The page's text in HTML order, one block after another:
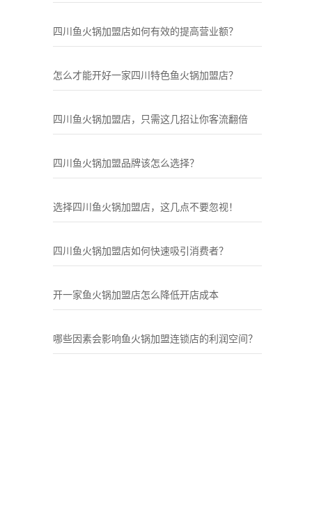
四川鱼火锅加盟店如何有效的提高营业额？
怎么才能开好一家四川特色鱼火锅加盟店？
四川鱼火锅加盟店，只需这几招让你客流翻倍
四川鱼火锅加盟品牌该怎么选择？
选择四川鱼火锅加盟店，这几点不要忽视！
四川鱼火锅加盟店如何快速吸引消费者？
开一家鱼火锅加盟店怎么降低开店成本
哪些因素会影响鱼火锅加盟连锁店的利润空间？